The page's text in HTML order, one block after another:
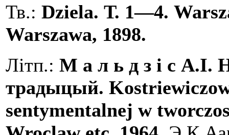
Тв.: Dziela. Т. 1—4.
Warszawa, 1898.
Літп.: М а л ь д з i с А.І.
традыцый. Kostriewiczo
sentymentalnej w